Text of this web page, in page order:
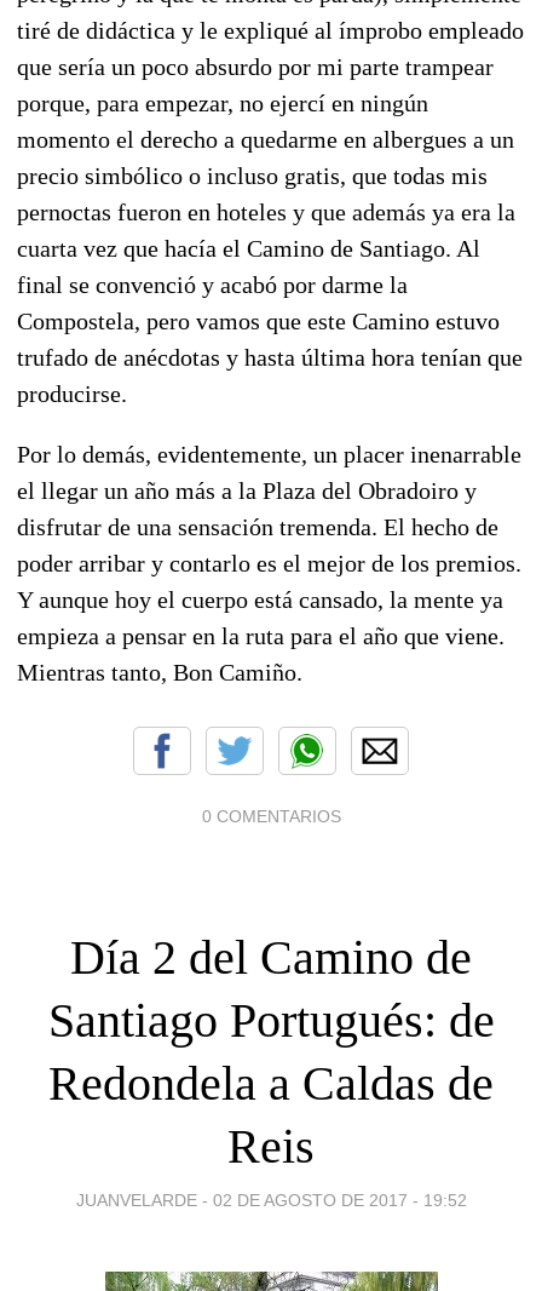
tiré de didáctica y le expliqué al ímprobo empleado
que sería un poco absurdo por mi parte trampear
porque, para empezar, no ejercí en ningún
momento el derecho a quedarme en albergues a un
precio simbólico o incluso gratis, que todas mis
pernoctas fueron en hoteles y que además ya era la
cuarta vez que hacía el Camino de Santiago. Al
final se convenció y acabó por darme la
Compostela, pero vamos que este Camino estuvo
trufado de anécdotas y hasta última hora tenían que
producirse.
Por lo demás, evidentemente, un placer inenarrable
el llegar un año más a la Plaza del Obradoiro y
disfrutar de una sensación tremenda. El hecho de
poder arribar y contarlo es el mejor de los premios.
Y aunque hoy el cuerpo está cansado, la mente ya
empieza a pensar en la ruta para el año que viene.
Mientras tanto, Bon Camiño.
0 COMENTARIOS
Día 2 del Camino de
Santiago Portugués: de
Redondela a Caldas de
Reis
JUANVELARDE - 02 DE AGOSTO DE 2017 - 19:52